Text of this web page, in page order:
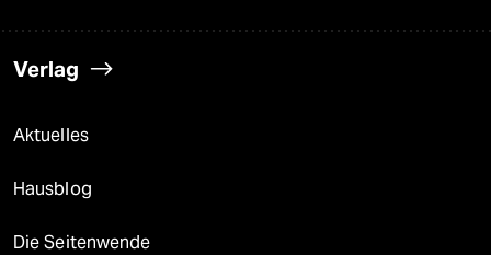
Verlag
Aktuelles
Hausblog
Die Seitenwende